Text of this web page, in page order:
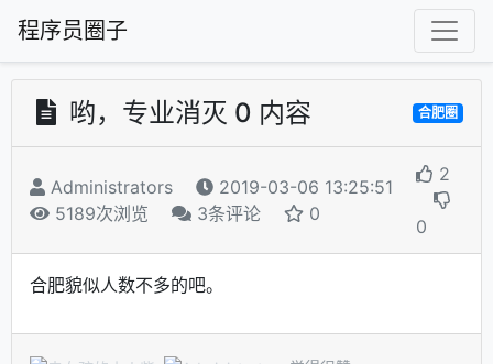
程序员圈子
哟，专业消灭 0 内容 合肥圈
Administrators
2019-03-06 13:25:51
5189次浏览
3条评论 0
2
0
合肥貌似人数不多的吧。